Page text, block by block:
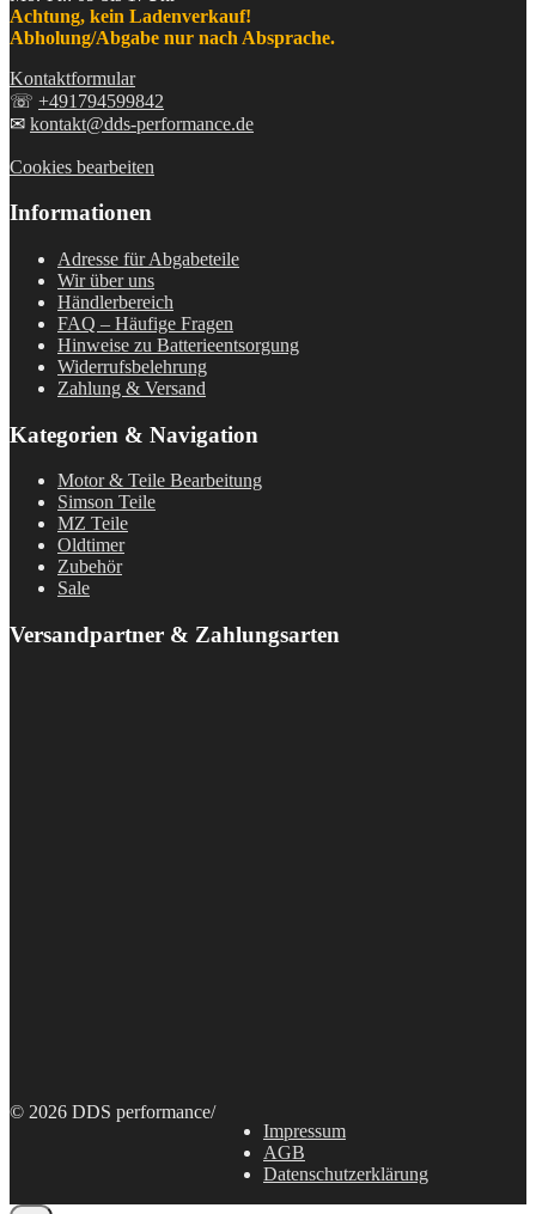
Achtung, kein Ladenverkauf!
Abholung/Abgabe nur nach Absprache.
Kontaktformular
☏ +491794599842
✉ kontakt@dds-performance.de
Cookies bearbeiten
Informationen
Adresse für Abgabeteile
Wir über uns
Händlerbereich
FAQ – Häufige Fragen
Hinweise zu Batterieentsorgung
Widerrufsbelehrung
Zahlung & Versand
Kategorien & Navigation
Motor & Teile Bearbeitung
Simson Teile
MZ Teile
Oldtimer
Zubehör
Sale
Versandpartner & Zahlungsarten
© 2026 DDS performance/
Impressum
AGB
Datenschutzerklärung